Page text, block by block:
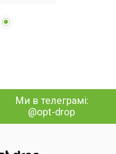
Ми в телеграмі:
@opt-drop